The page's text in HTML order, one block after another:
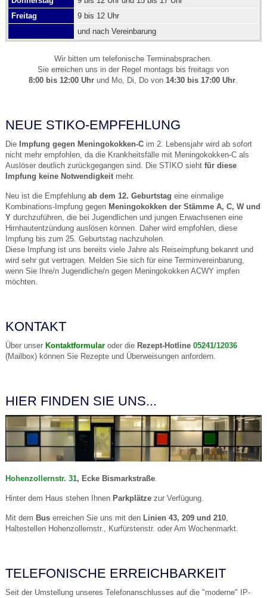
Freitag
9 bis 12 Uhr
und nach Vereinbarung
Wir bitten um telefonische Terminabsprachen.
Sie erreichen uns in der Regel montags bis freitags von
8:00 bis 12:00 Uhr und Mo, Di, Do von 14:30 bis 17:00 Uhr
NEUE STIKO-EMPFEHLUNG
Die Impfung gegen Meningokokken-C im 2. Lebensjahr wird ab sofort
nicht mehr empfohlen, da die Krankheitsfälle mit Meningokokken-C als
Auslöser deutlich zurückgegangen sind. Die STIKO sieht für diese
Impfung keine Notwendigkeitmehr.
Neu ist die Empfehlungab dem 12. Geburtstag eine einmalige
Kombinations-Impfung gegen Meningokokken der Stämme A, C, W und
Y durchzuführen, die bei Jugendlichen und jungen Erwachsenen eine
Hirnhautentzündung auslösen können. Daher wird empfohlen, diese
Impfung bis zum 25. Geburtstag nachzuholen.
Diese Impfung ist uns bereits viele Jahre als Reiseimpfung bekannt und
wird sehr gut vertragen. Melden Sie sich für eine Terminvereinbarung,
wenn Sie Ihre/n Jugendliche/n gegen Meningokokken ACWY impfen
möchten.
KONTAKT
Über unser Kontaktformularoder die Rezept-Hotline 05241/12036
(Mailbox) können Sie Rezepte und Überweisungen anfordern.
HIER FINDEN SIE UNS...
Hohenzollernstr. 31, Ecke Bismarkstraße.
Hinter dem Haus stehen Ihnen Parkplätzezur Verfügung.
Mit dem Buserreichen Sie uns mit den Linien 43, 209 und 210,
Haltestellen Hohenzollernstr., Kurfürstenstr. oder Am Wochenmarkt.
TELEFONISCHE ERREICHBARKEIT
Seit der Umstellung unseres Telefonanschlusses auf die "moderne" IP-